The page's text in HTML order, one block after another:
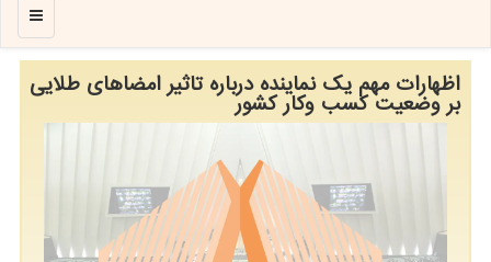
منو
اظهارات مهم یک نماینده درباره تاثیر امضاهای طلایی
بر وضعیت کسب وکار کشور